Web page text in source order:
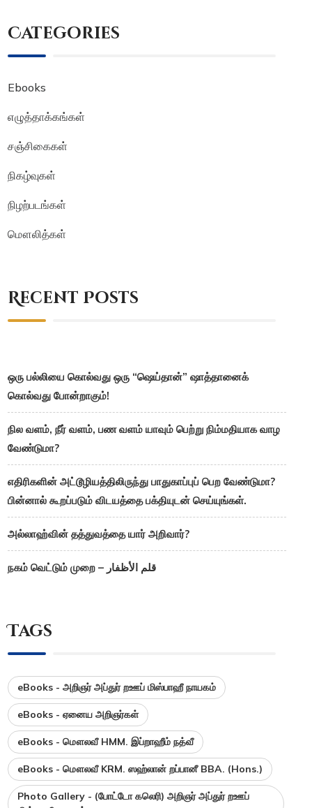
Categories
Ebooks
எழுத்தாக்கங்கள்
சஞ்சிகைகள்
நிகழ்வுகள்
நிழற்படங்கள்
மௌலித்கள்
Recent Posts
ஒரு பல்லியை கொல்வது ஒரு “ஷெய்தான்” ஷாத்தானைக்
கொல்வது போன்றாகும்!
நில வளம், நீர் வளம், பண வளம் யாவும் பெற்று நிம்மதியாக வாழ
வேண்டுமா?
எதிரிகளின் அட்டூழியத்திலிருந்து பாதுகாப்புப் பெற வேண்டுமா?
பின்னால் கூறப்படும் விடயத்தை பக்தியுடன் செய்யுங்கள்.
அல்லாஹ்வின் தத்துவத்தை யார் அறிவார்?
நகம் வெட்டும் முறை – قلم الأظفار
Tags
eBooks - அறிஞர் அப்துர் றஊப் மிஸ்பாஹீ நாயகம்
eBooks - ஏனைய அறிஞர்கள்
eBooks - மௌலவீ HMM. இப்றாஹீம் நத்வீ
eBooks - மௌலவீ KRM. ஸஹ்லான் றப்பானீ BBA. (Hons.)
Photo Gallery - (போட்டோ கலெரி) அறிஞர் அப்துர் றஊப்